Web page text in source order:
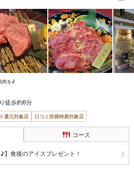
肉を♪
徒歩約6分
還元対象店 口コミ投稿特典対象店
コース
】食後のアイスプレゼント！